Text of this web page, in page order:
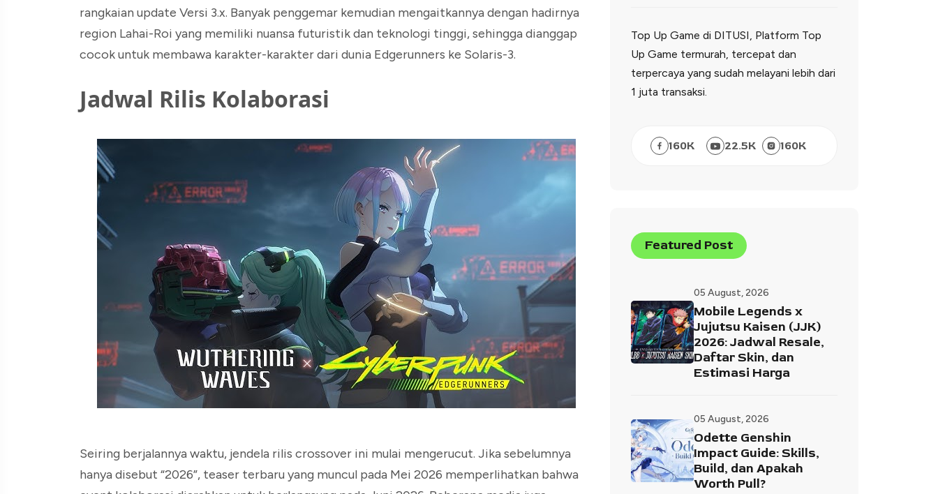
rangkaian update Versi 3.x. Banyak penggemar kemudian mengaitkannya dengan hadirnya
region Lahai-Roi yang memiliki nuansa futuristik dan teknologi tinggi, sehingga dianggap
cocok untuk membawa karakter-karakter dari dunia Edgerunners ke Solaris-3.
Jadwal Rilis Kolaborasi
Seiring berjalannya waktu, jendela rilis crossover ini mulai mengerucut. Jika sebelumnya
hanya disebut “2026”, teaser terbaru yang muncul pada Mei 2026 memperlihatkan bahwa
Top Up Game di DITUSI, Platform Top
Up Game termurah, tercepat dan
terpercaya yang sudah melayani lebih dari
1 juta transaksi.
160K 22.5K 160K
Featured Post
05 August, 2026
Mobile Legends x
Jujutsu Kaisen (JJK)
2026: Jadwal Resale,
Daftar Skin, dan
Estimasi Harga
05 August, 2026
Odette Genshin
Impact Guide: Skills,
Build, dan Apakah
Worth Pull?